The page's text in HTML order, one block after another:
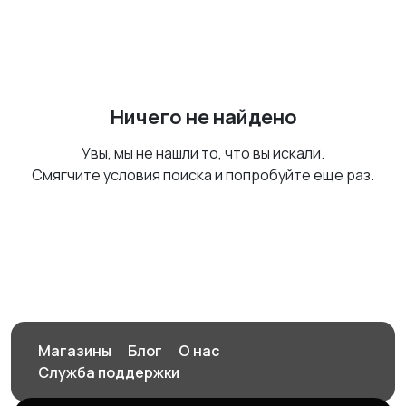
Ничего не найдено
Увы, мы не нашли то, что вы искали.
Смягчите условия поиска и попробуйте еще раз.
Магазины Блог
О нас
Служба поддержки